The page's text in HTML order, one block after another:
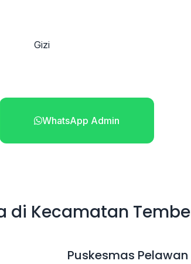
Gizi
WhatsApp Admin
di Kecamatan
Puskesmas Pelawan